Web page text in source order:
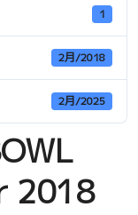
1
2月/2018
2月/2025
2018